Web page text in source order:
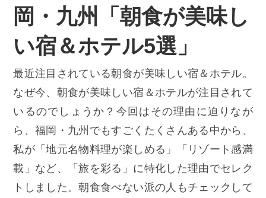
岡・九州「朝食が美味し
い宿＆ホテル5選」
最近注目されている朝食が美味しい宿＆ホテル。
なぜ今、朝食が美味しい宿＆ホテルが注目されて
いるのでしょうか？今回はその理由に迫りなが
ら、福岡・九州でもすごくたくさんある中から、
私が「地元名物料理が楽しめる」「リゾート感満
載」など、「旅を彩る」に特化した理由でセレク
トしました。朝食食べない派の人もチェックして